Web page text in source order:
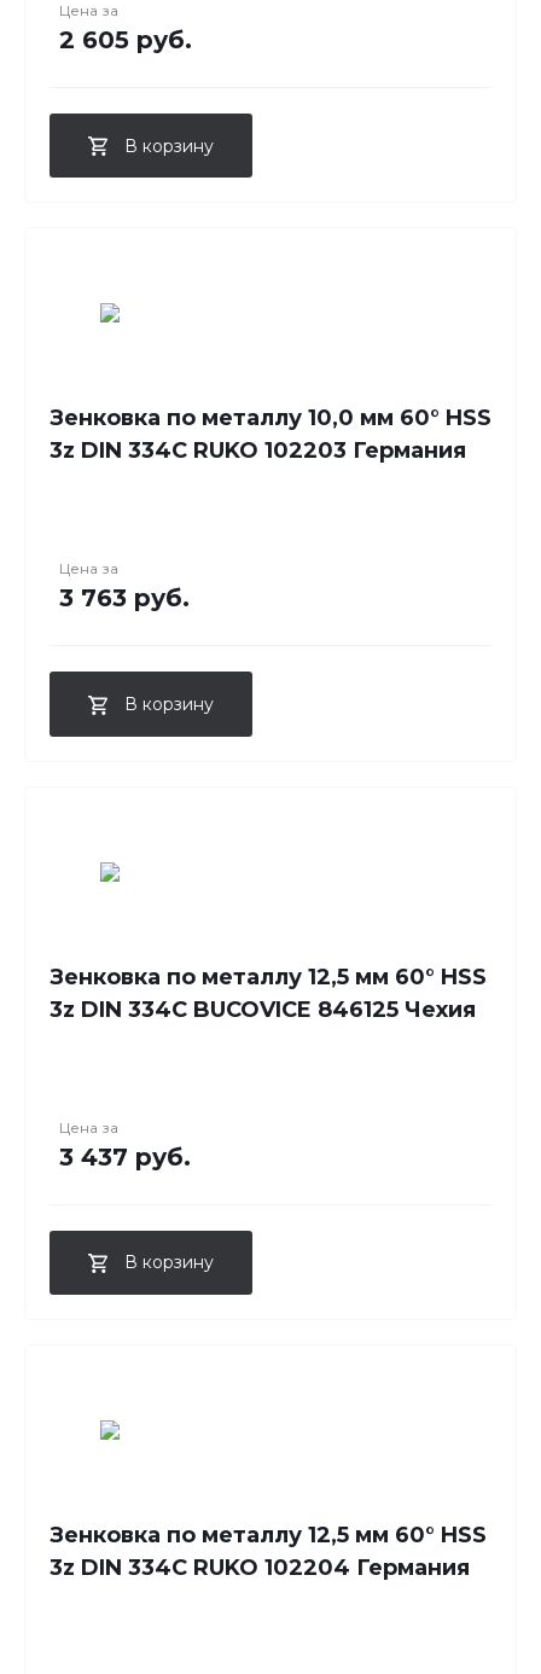
Цена за
2 605 руб.
В корзину
Зенковка по металлу 10,0 мм 60° HSS
3z DIN 334C RUKO 102203 Германия
Цена за
3 763 руб.
В корзину
Зенковка по металлу 12,5 мм 60° HSS
3z DIN 334C BUCOVICE 846125 Чехия
Цена за
3 437 руб.
В корзину
Зенковка по металлу 12,5 мм 60° HSS
3z DIN 334C RUKO 102204 Германия